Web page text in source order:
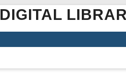
DIGITAL